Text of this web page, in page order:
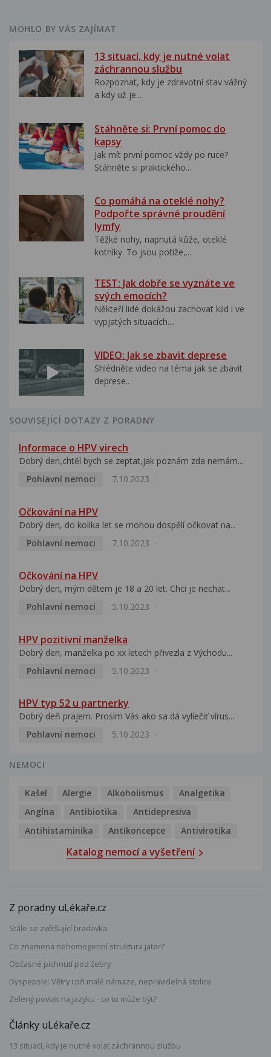
MOHLO BY VÁS ZAJÍMAT
13 situací, kdy je nutné volat
záchrannou službu
Rozpoznat, kdy je zdravotní stav vážný
a kdy už je...
Stáhněte si: První pomoc do
kapsy
Jak mít první pomoc vždy po ruce?
Stáhněte si praktického...
Co pomáhá na oteklé nohy?
Podpořte správné proudění
lymfy
Těžké nohy, napnutá kůže, oteklé
kotníky. To jsou potíže,...
TEST: Jak dobře se vyznáte ve
svých emocích?
Někteří lidé dokážou zachovat klid i ve
vypjatých situacích....
VIDEO: Jak se zbavit deprese
Shlédněte video na téma jak se zbavit
deprese..
SOUVISEJÍCÍ DOTAZY Z PORADNY
Informace o HPV virech
Dobrý den,chtěl bych se zeptat,jak poznám zda nemám...
Pohlavní nemoci
7.10.2023
Očkování na HPV
Dobrý den, do kolika let se mohou dospělí očkovat na...
Pohlavní nemoci
7.10.2023
Očkování na HPV
Dobrý den, mým dětem je 18 a 20 let. Chci je nechat...
Pohlavní nemoci
5.10.2023
HPV pozitivní manželka
Dobrý den, manželka po xx letech přivezla z Východu...
Pohlavní nemoci
5.10.2023
HPV typ 52 u partnerky
Dobrý deň prajem. Prosím Vás ako sa dá vyliečiť vírus...
Pohlavní nemoci
5.10.2023
NEMOCI
Kašel Alergie Alkoholismus
Analgetika
Angína
Antibiotika
Antidepresiva
Antihistaminika
Antikoncepce Antivirotika
Katalog nemocí a vyšetření
Z poradny uLékaře.cz
Stále se zvětšující bradavka
Co znamená nehomogenní struktura jater?
Občasné píchnutí pod žebry
Dyspepsie: Větry i při malé námaze, nepravidelná stolice
Zelený povlak na jazyku - co to může být?
Články uLékaře.cz
13 situací, kdy je nutné volat záchrannou službu